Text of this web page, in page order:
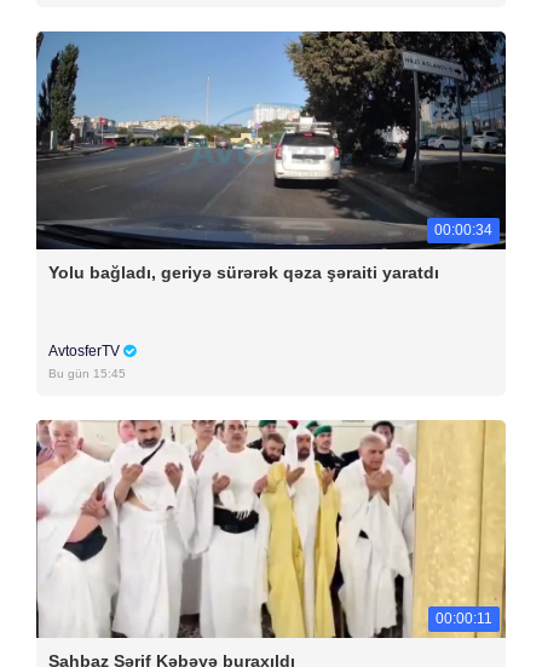
00:00:34
Yolu bağladı, geriyə sürərək qəza şəraiti yaratdı
AvtosferTV
Bu gün 15:45
00:00:11
Şahbaz Şərif Kəbəyə buraxıldı